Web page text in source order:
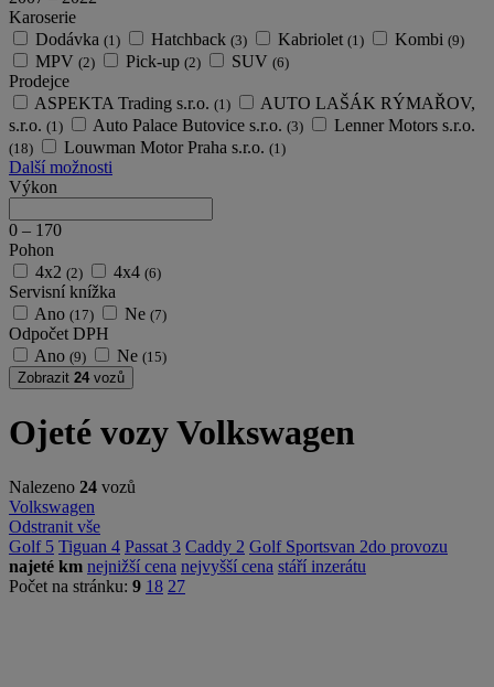
Karoserie
Dodávka (1) Hatchback (3) Kabriolet (1) Kombi (9)
MPV (2) Pick-up (2) SUV (6)
Prodejce
ASPEKTA Trading s.r.o. (1)
AUTO LAŠÁK RÝMAŘOV,
s.r.o. (1) Auto Palace Butovice s.r.o. (3) Lenner Motors s.r.o.
(18) Louwman Motor Praha s.r.o. (1)
Další možnosti
Výkon
0 – 170
Pohon
4x2 (2) 4x4 (6)
Servisní knížka
Ano (17) Ne (7)
Odpočet DPH
Ano (9) Ne (15)
Zobrazit 24 vozů
Ojeté vozy Volkswagen
Nalezeno 24 vozů
Volkswagen
Odstranit vše
Golf 5 Tiguan 4 Passat 3 Caddy 2 Golf Sportsvan 2do provozu
najeté km nejnižší cena nejvyšší cena stáří inzerátu
Počet na stránku: 9 18 27